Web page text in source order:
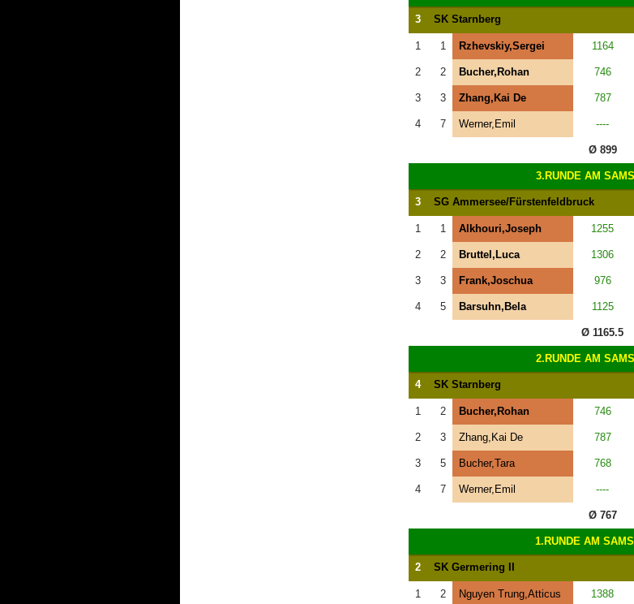
3 SK Starnberg
1 1 Rzhevskiy,Sergei 1164
2 2 Bucher,Rohan 746
3 3 Zhang,Kai De 787
4 7 Werner,Emil ----
Ø 899
3.RUNDE AM
3 SG Ammersee/Fürstenfeldbruck
1 1 Alkhouri,Joseph 1255
2 2 Bruttel,Luca 1306
3 3 Frank,Joschua 976
4 5 Barsuhn,Bela 1125
Ø 1165.5
2.RUNDE AM
4 SK Starnberg
1 2 Bucher,Rohan 746
2 3 Zhang,Kai De 787
3 5 Bucher,Tara 768
4 7 Werner,Emil ----
Ø 767
1.RUNDE AM
2 SK Germering II
1 2 Nguyen Trung,Atticus 1388